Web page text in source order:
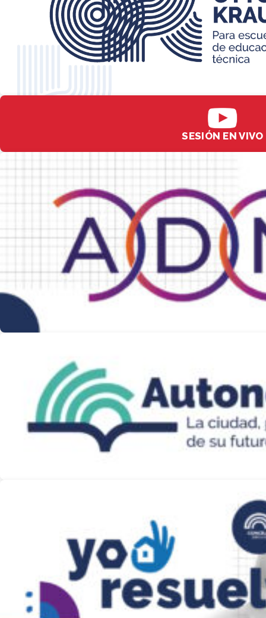
SESIÓN EN VIVO